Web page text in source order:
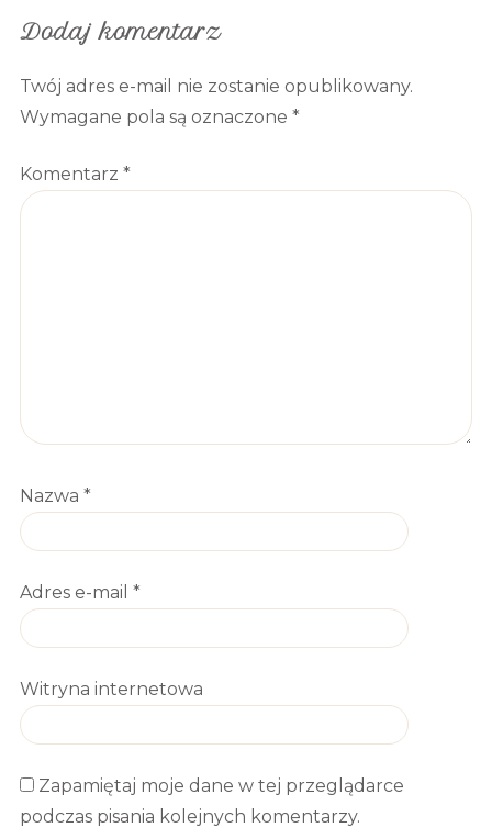
Dodaj komentarz
Twój adres e-mail nie zostanie opublikowany.
Wymagane pola są oznaczone *
Komentarz *
Nazwa *
Adres e-mail *
Witryna internetowa
Zapamiętaj moje dane w tej przeglądarce
podczas pisania kolejnych komentarzy.